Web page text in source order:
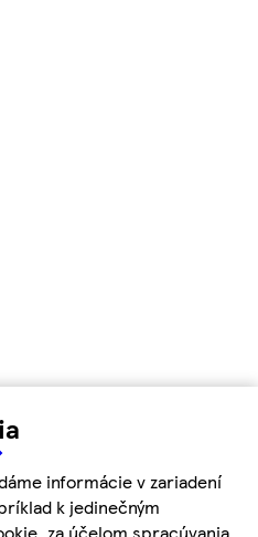
informácie v zariadení
k jedinečným
za účelom spracúvania